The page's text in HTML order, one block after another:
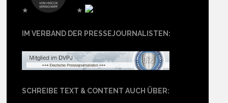
★ ★
IM VERBAND DER PRESSEJOURNALISTEN:
SCHREIBE TEXT & CONTENT AUCH ÜBER: